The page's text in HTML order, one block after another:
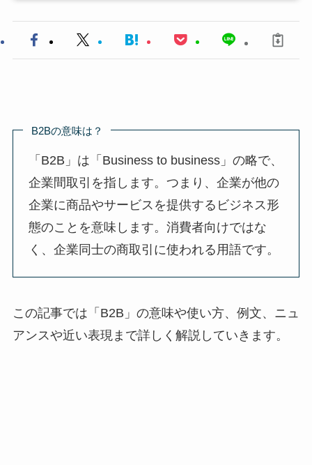
B2Bの意味は？
「B2B」は「Business to business」の略で、
企業間取引を指します。つまり、企業が他の
企業に商品やサービスを提供するビジネス形
態のことを意味します。消費者向けではな
く、企業同士の商取引に使われる用語です。
この記事では「B2B」の意味や使い方、例文、ニュ
アンスや近い表現まで詳しく解説していきます。